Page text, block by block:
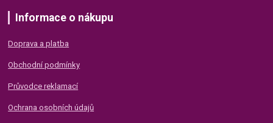
Informace o nákupu
Doprava a platba
Obchodní podmínky
Průvodce reklamací
Ochrana osobních údajů